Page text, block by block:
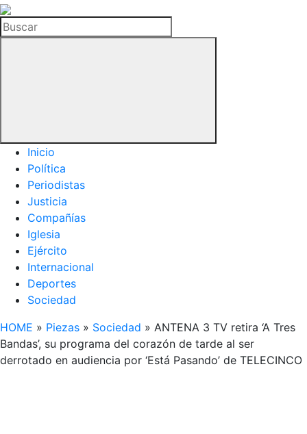
La
Hemeroteca
del
Buscar
Inicio
Política
Periodistas
Justicia
Compañías
Iglesia
Ejército
Internacional
Deportes
Sociedad
HOME » Piezas » Sociedad » ANTENA 3 TV retira ‘A Tres
Bandas’, su programa del corazón de tarde al ser
derrotado en audiencia por ‘Está Pasando’ de TELECINCO